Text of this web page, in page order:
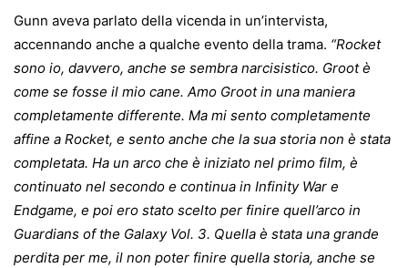
Gunn aveva parlato della vicenda in un’intervista,
accennando anche a qualche evento della trama. “Rocket
sono io, davvero, anche se sembra narcisistico. Groot è
come se fosse il mio cane. Amo Groot in una maniera
completamente differente. Ma mi sento completamente
affine a Rocket, e sento anche che la sua storia non è stata
completata. Ha un arco che è iniziato nel primo film, è
continuato nel secondo e continua in Infinity War e
Endgame, e poi ero stato scelto per finire quell’arco in
Guardians of the Galaxy Vol. 3. Quella è stata una grande
perdita per me, il non poter finire quella storia, anche se